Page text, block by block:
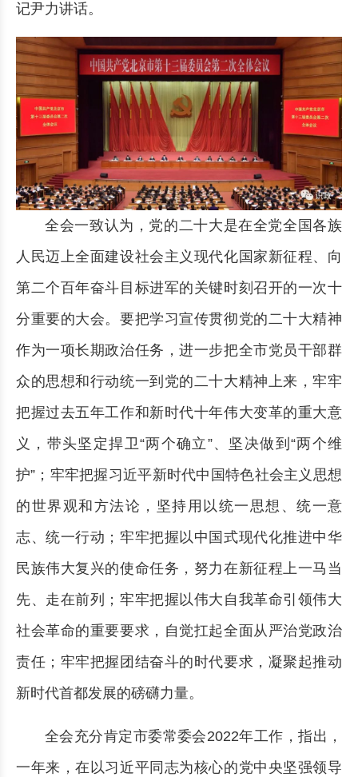
记尹力讲话。
全会一致认为，党的二十大是在全党全国各族
人民迈上全面建设社会主义现代化国家新征程、向
第二个百年奋斗目标进军的关键时刻召开的一次十
分重要的大会。要把学习宣传贯彻党的二十大精神
作为一项长期政治任务，进一步把全市党员干部群
众的思想和行动统一到党的二十大精神上来，牢牢
把握过去五年工作和新时代十年伟大变革的重大意
义，带头坚定捍卫“两个确立”、坚决做到“两个维
护”；牢牢把握习近平新时代中国特色社会主义思想
的世界观和方法论，坚持用以统一思想、统一意
志、统一行动；牢牢把握以中国式现代化推进中华
民族伟大复兴的使命任务，努力在新征程上一马当
先、走在前列；牢牢把握以伟大自我革命引领伟大
社会革命的重要要求，自觉扛起全面从严治党政治
责任；牢牢把握团结奋斗的时代要求，凝聚起推动
新时代首都发展的磅礴力量。
全会充分肯定市委常委会2022年工作，指出，
一年来，在以习近平同志为核心的党中央坚强领导